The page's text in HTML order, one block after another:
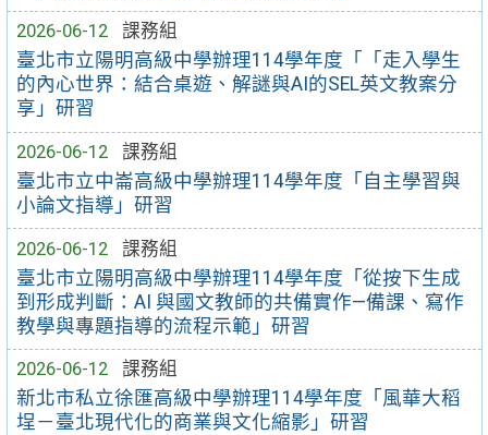
2026-06-12
課務組
臺北市立陽明高級中學辦理114學年度「「走入學生
的內心世界：結合桌遊、解謎與AI的SEL英文教案分
享」研習
2026-06-12
課務組
臺北市立中崙高級中學辦理114學年度「自主學習與
小論文指導」研習
2026-06-12
課務組
臺北市立陽明高級中學辦理114學年度「從按下生成
到形成判斷：AI 與國文教師的共備實作—備課、寫作
教學與專題指導的流程示範」研習
2026-06-12
課務組
新北市私立徐匯高級中學辦理114學年度「風華大稻
埕－臺北現代化的商業與文化縮影」研習